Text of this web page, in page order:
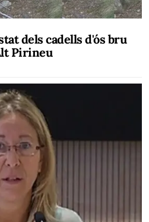
dels cadells d'ós bru
Pirineu